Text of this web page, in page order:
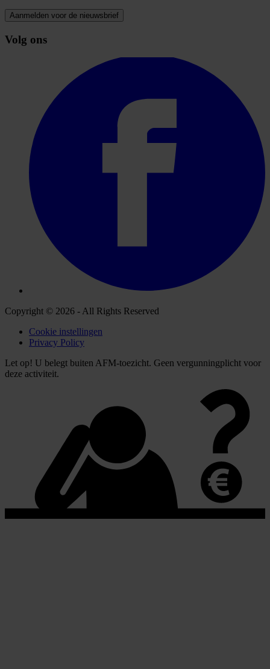
Aanmelden voor de nieuwsbrief
Volg ons
Copyright © 2026 - All Rights Reserved
Cookie instellingen
Privacy Policy
Let op! U belegt buiten AFM-toezicht. Geen vergunningplicht voor
deze activiteit.